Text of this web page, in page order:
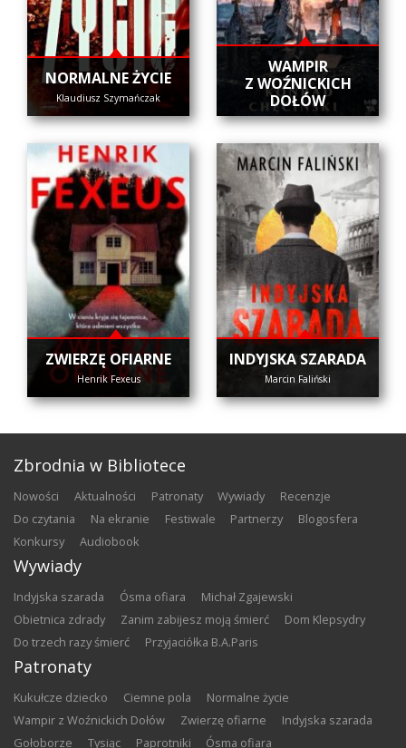
NORMALNE ŻYCIE
Klaudiusz Szymańczak
WAMPIR
Z WOŹNICKICH
DOŁÓW
ZWIERZĘ OFIARNE
Henrik Fexeus
INDYJSKA SZARADA
Marcin Faliński
Zbrodnia w Bibliotece
nowości aktualności patronaty wywiady
recenzje
do czytania
na ekranie festiwale partnerzy
blogosfera
konkursy
audiobook
Wywiady
Indyjska szarada Ósma ofiara
Michał Zgajewski
Obietnica zdrady
Zanim zabijesz moją śmierć
Dom Klepsydry
Do trzech razy śmierć
Przyjaciółka B.A.Paris
Patronaty
Kukułcze dziecko Ciemne pola
Normalne życie
Wampir z Woźnickich Dołów
Zwierzę ofiarne
Indyjska szarada
Gołoborze
Tysiąc Paprotniki Ósma ofiara